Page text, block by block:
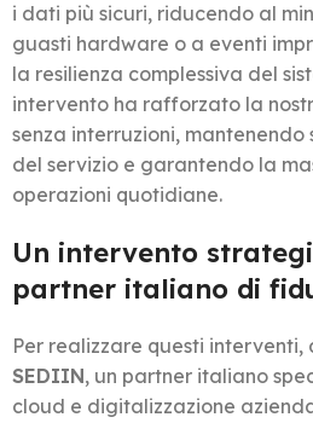
i dati più sicuri, riducendo al
guasti hardware o a eventi
la resilienza complessiva del
intervento ha rafforzato la
senza interruzioni,
del servizio e garantendo la
operazioni quotidiane.
Un intervento
partner italiano di
Per realizzare questi interventi,
SEDIIN, un partner italiano
cloud e digitalizzazione